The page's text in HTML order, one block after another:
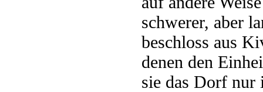
schwerer, aber
beschloss aus
denen den
sie das Dorf nur